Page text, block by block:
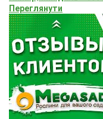
Переглянути